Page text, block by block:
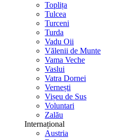
Toplița
Tulcea
Turceni
Turda
Vadu Oii
Vălenii de Munte
Vama Veche
Vaslui
Vatra Dornei
Vernești
Vișeu de Sus
Voluntari
Zalău
Internațional
Austria